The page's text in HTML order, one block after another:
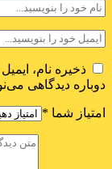
ذخیره نام،
دوباره دیدگاهی
امتیاز شما *